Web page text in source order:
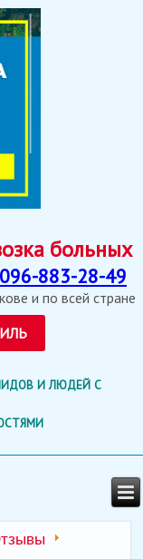
больных
883-28-49
и по всей стране
И ЛЮДЕЙ С